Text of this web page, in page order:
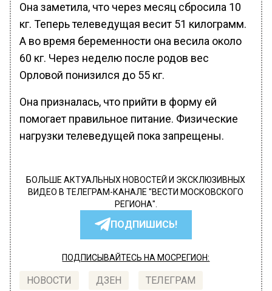
Она заметила, что через месяц сбросила 10
кг. Теперь телеведущая весит 51 килограмм.
А во время беременности она весила около
60 кг. Через неделю после родов вес
Орловой понизился до 55 кг.
Она призналась, что прийти в форму ей
помогает правильное питание. Физические
нагрузки телеведущей пока запрещены.
БОЛЬШЕ АКТУАЛЬНЫХ НОВОСТЕЙ И ЭКСКЛЮЗИВНЫХ
ВИДЕО В ТЕЛЕГРАМ-КАНАЛЕ "ВЕСТИ МОСКОВСКОГО
РЕГИОНА".
ПОДПИШИСЬ!
ПОДПИСЫВАЙТЕСЬ НА МОСРЕГИОН:
НОВОСТИ ДЗЕН ТЕЛЕГРАМ